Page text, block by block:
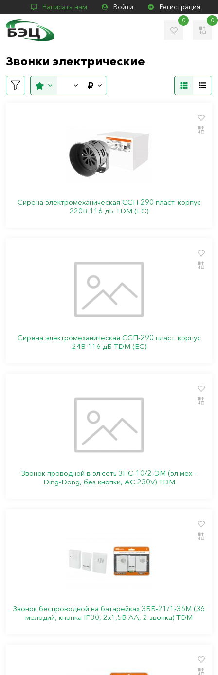
Написать нам Войти Регистрация
0 0
Звонки электрические
Сирена электромеханическая ССП-290 пласт. корпус
220В 116 дБ TDM (ЕС)
Сирена электромеханическая ССП-290 пласт. корпус
24В 116 дБ TDM (ЕС)
Звонок проводной в эл.сеть ЗПС-10/2-ЭМ (эл.мех -
Ding-Dong, без кнопки, AC 230V) TDM
Звонок беспроводной на батарейках 3ББ-21/1-36М (36
мелодий, кнопка IP30, 2х1,5В АА, 2 звонка) TDM